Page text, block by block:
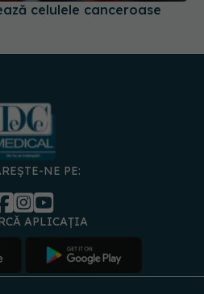
celulele canceroase
NE PE:
APLICAȚIA